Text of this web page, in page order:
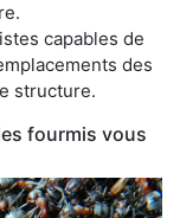
capables de
des
structure.
fourmis vous